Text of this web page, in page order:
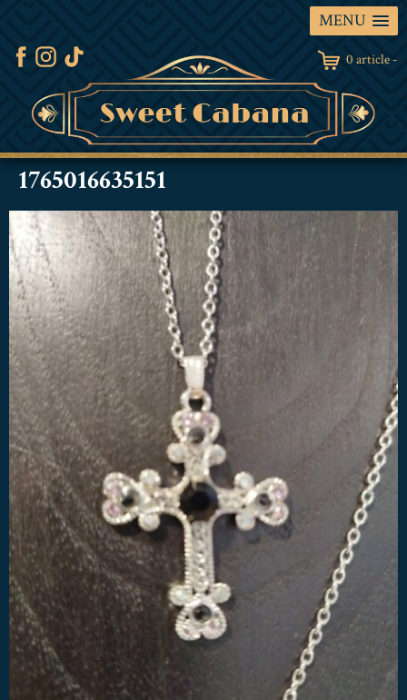
MENU
0 article -
1765016635151